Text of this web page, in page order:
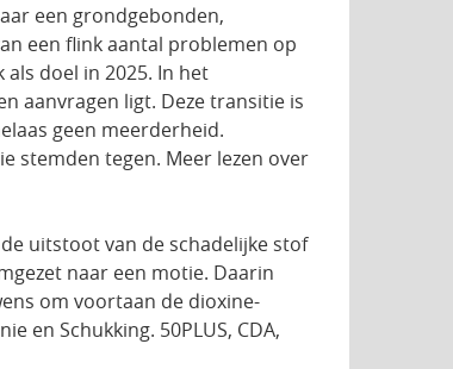
een grondgebonden,
een flink aantal problemen op
doel in 2025. In het
aanvragen ligt. Deze transitie is
geen meerderheid.
stemden tegen. Meer lezen over
uitstoot van de schadelijke stof
naar een motie. Daarin
om voortaan de dioxine-
en Schukking. 50PLUS, CDA,